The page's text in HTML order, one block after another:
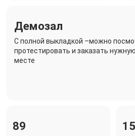
Демозал
C полной выкладкой –можно
протестировать и заказать
месте
89